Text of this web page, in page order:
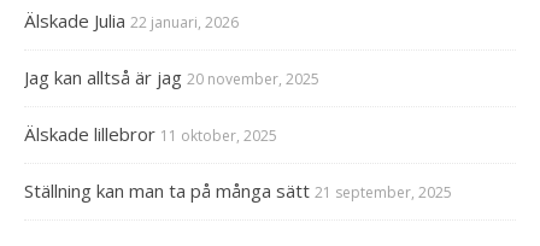
Älskade Julia 22 januari, 2026
Jag kan alltså är jag 20 november, 2025
Älskade lillebror 11 oktober, 2025
Ställning kan man ta på många sätt 21 september, 2025